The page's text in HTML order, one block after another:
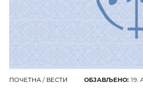
ПОЧЕТНА / ВЕСТИ ОБЈАВЉЕНО: 19.